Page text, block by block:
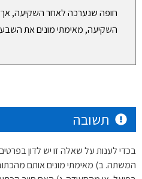
חופה שנערכה לאחר השקיעה,
השקיעה, מאימתי מונים את
תשובה
בכדי לענות על שאלה זו יש לדון
המשתה. ב) מאימתי מונים אותם